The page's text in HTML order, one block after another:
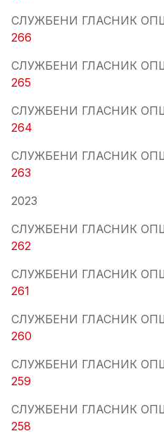
СЛУЖБЕНИ ГЛАСНИК
266
СЛУЖБЕНИ ГЛАСНИК
265
СЛУЖБЕНИ ГЛАСНИК
264
СЛУЖБЕНИ ГЛАСНИК
263
2023
СЛУЖБЕНИ ГЛАСНИК
262
СЛУЖБЕНИ ГЛАСНИК
261
СЛУЖБЕНИ ГЛАСНИК
260
СЛУЖБЕНИ ГЛАСНИК
259
СЛУЖБЕНИ ГЛАСНИК
258